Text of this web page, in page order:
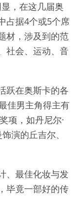
，在这几届奥
占据4个或5个席
材，涉及到的范
社会、运动、音
跃在奥斯卡的各
佳男主角得主有
项，如丹尼尔·
演的丘吉尔、
、最佳化妆与发
毕竟一部好的传